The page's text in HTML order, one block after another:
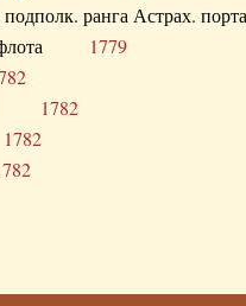
подполк. ранга Астрах.
флота 1779
1782
1782